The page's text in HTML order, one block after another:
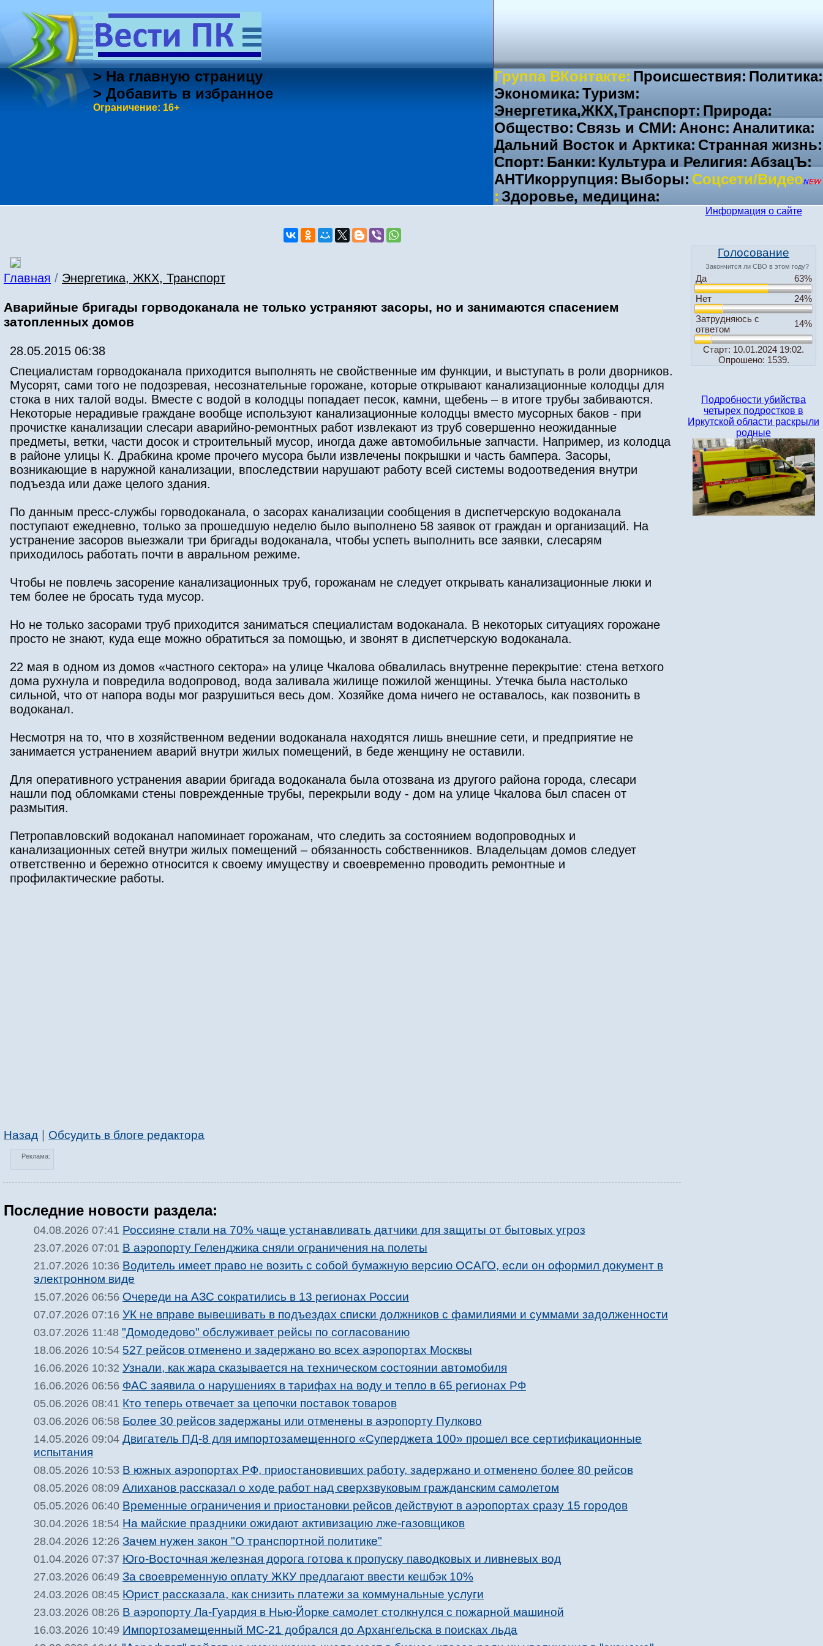
> На главную страницу
> Добавить в избранное
Ограничение: 16+
Группа ВКонтакте: Происшествия: Политика:
Экономика: Туризм:
Энергетика,ЖКХ,Транспорт: Природа:
Общество: Связь и СМИ: Анонс: Аналитика:
Дальний Восток и Арктика: Странная жизнь:
Спорт:Банки:Культура и Религия:АбзацЪ:
АНТИкоррупция: Выборы: Соцсети/Видео
: Здоровье, медицина:
Главная / Энергетика, ЖКХ, Транспорт
Аварийные бригады горводоканала не только устраняют засоры, но и занимаются спасением
затопленных домов
28.05.2015 06:38
Специалистам горводоканала приходится выполнять не свойственные им функции, и выступать в роли дворников.
Мусорят, сами того не подозревая, несознательные горожане, которые открывают канализационные колодцы для
стока в них талой воды. Вместе с водой в колодцы попадает песок, камни, щебень – в итоге трубы забиваются.
Некоторые нерадивые граждане вообще используют канализационные колодцы вместо мусорных баков - при
прочистке канализации слесари аварийно-ремонтных работ извлекают из труб совершенно неожиданные
предметы, ветки, части досок и строительный мусор, иногда даже автомобильные запчасти. Например, из колодца
в районе улицы К. Драбкина кроме прочего мусора были извлечены покрышки и часть бампера. Засоры,
возникающие в наружной канализации, впоследствии нарушают работу всей системы водоотведения внутри
подъезда или даже целого здания.
По данным пресс-службы горводоканала, о засорах канализации сообщения в диспетчерскую водоканала
поступают ежедневно, только за прошедшую неделю было выполнено 58 заявок от граждан и организаций. На
устранение засоров выезжали три бригады водоканала, чтобы успеть выполнить все заявки, слесарям
приходилось работать почти в авральном режиме.
Чтобы не повлечь засорение канализационных труб, горожанам не следует открывать канализационные люки и
тем более не бросать туда мусор.
Но не только засорами труб приходится заниматься специалистам водоканала. В некоторых ситуациях горожане
просто не знают, куда еще можно обратиться за помощью, и звонят в диспетчерскую водоканала.
22 мая в одном из домов «частного сектора» на улице Чкалова обвалилась внутренне перекрытие: стена ветхого
дома рухнула и повредила водопровод, вода заливала жилище пожилой женщины. Утечка была настолько
сильной, что от напора воды мог разрушиться весь дом. Хозяйке дома ничего не оставалось, как позвонить в
водоканал.
Несмотря на то, что в хозяйственном ведении водоканала находятся лишь внешние сети, и предприятие не
занимается устранением аварий внутри жилых помещений, в беде женщину не оставили.
Для оперативного устранения аварии бригада водоканала была отозвана из другого района города, слесари
нашли под обломками стены поврежденные трубы, перекрыли воду - дом на улице Чкалова был спасен от
размытия.
Петропавловский водоканал напоминает горожанам, что следить за состоянием водопроводных и
канализационных сетей внутри жилых помещений – обязанность собственников. Владельцам домов следует
ответственно и бережно относится к своему имуществу и своевременно проводить ремонтные и
профилактические работы.
Назад Обсудить в блоге редактора
Реклама:
Последние новости раздела:
04.08.2026 07:41 Россияне стали на 70% чаще устанавливать датчики для защиты от бытовых угроз
23.07.2026 07:01 В аэропорту Геленджика сняли ограничения на полеты
21.07.2026 10:36 Водитель имеет право не возить с собой бумажную версию ОСАГО, если он оформил документ в
электронном виде
15.07.2026 06:56 Очереди на АЗС сократились в 13 регионах России
07.07.2026 07:16 УК не вправе вывешивать в подъездах списки должников с фамилиями и суммами задолженности
03.07.2026 11:48 "Домодедово" обслуживает рейсы по согласованию
18.06.2026 10:54 527 рейсов отменено и задержано во всех аэропортах Москвы
16.06.2026 10:32 Узнали, как жара сказывается на техническом состоянии автомобиля
16.06.2026 06:56 ФАС заявила о нарушениях в тарифах на воду и тепло в 65 регионах РФ
05.06.2026 08:41 Кто теперь отвечает за цепочки поставок товаров
03.06.2026 06:58 Более 30 рейсов задержаны или отменены в аэропорту Пулково
14.05.2026 09:04 Двигатель ПД-8 для импортозамещенного «Суперджета 100» прошел все сертификационные
испытания
08.05.2026 10:53 В южных аэропортах РФ, приостановивших работу, задержано и отменено более 80 рейсов
08.05.2026 08:09 Алиханов рассказал о ходе работ над сверхзвуковым гражданским самолетом
05.05.2026 06:40 Временные ограничения и приостановки рейсов действуют в аэропортах сразу 15 городов
30.04.2026 18:54 На майские праздники ожидают активизацию лже-газовщиков
28.04.2026 12:26 Зачем нужен закон "О транспортной политике"
01.04.2026 07:37 Юго-Восточная железная дорога готова к пропуску паводковых и ливневых вод
27.03.2026 06:49 За своевременную оплату ЖКУ предлагают ввести кешбэк 10%
24.03.2026 08:45 Юрист рассказала, как снизить платежи за коммунальные услуги
23.03.2026 08:26 В аэропорту Ла-Гуардия в Нью-Йорке самолет столкнулся c пожарной машиной
16.03.2026 10:49 Импортозамещенный МС-21 добрался до Архангельска в поисках льда
Информация о сайте
Голосование
Закончится ли СВО в этом году?
Да
63%
Нет
24%
Затрудняюсь с
ответом
14%
Старт: 10.01.2024 19:02.
Опрошено: 1539.
Подробности убийства
четырех подростков в
Иркутской области раскрыли
родные